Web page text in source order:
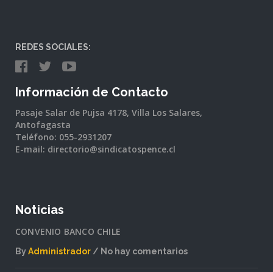
REDES SOCIALES:
Información de Contacto
Pasaje Salar de Pujsa 4178, Villa Los Salares,
Antofagasta
Teléfono: 055-2931207
E-mail: directorio@sindicatospence.cl
Noticias
CONVENIO BANCO CHILE
ByAdministrador
No hay comentarios